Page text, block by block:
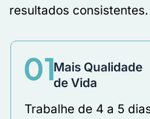
resultados consistentes.
Mais Qualidade
de Vida
Trabalhe de 4 a 5